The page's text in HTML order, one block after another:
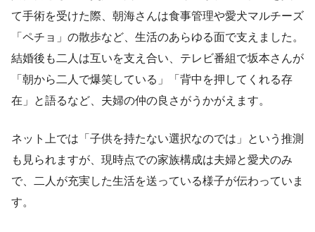
て手術を受けた際、朝海さんは食事管理や愛犬マルチーズ
「ペチョ」の散歩など、生活のあらゆる面で支えました。
結婚後も二人は互いを支え合い、テレビ番組で坂本さんが
「朝から二人で爆笑している」「背中を押してくれる存
在」と語るなど、夫婦の仲の良さがうかがえます。
ネット上では「子供を持たない選択なのでは」という推測
も見られますが、現時点での家族構成は夫婦と愛犬のみ
で、二人が充実した生活を送っている様子が伝わっていま
す。